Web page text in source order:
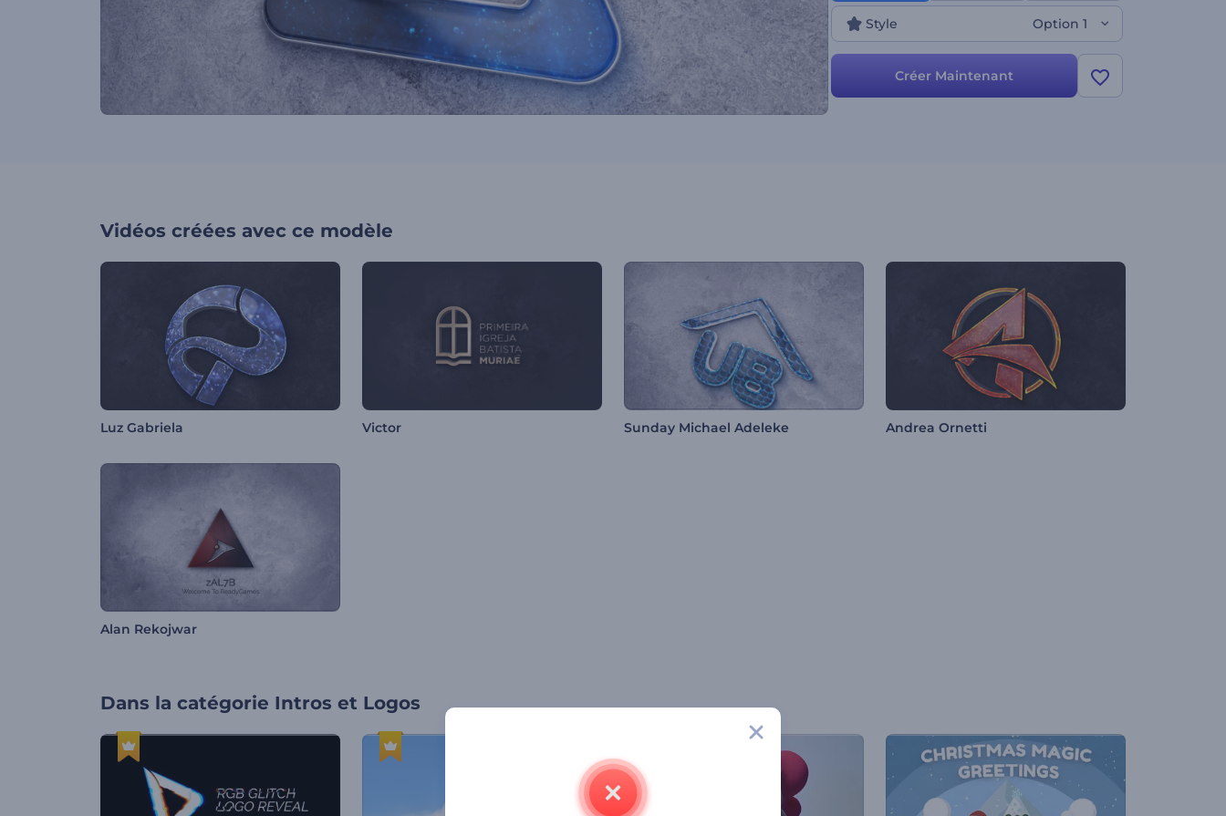
ouvertures de présentation, les intros d'entreprise,
et plus encore. Tentez votre chance maintenant !
Style Option 1
Créer Maintenant
Vidéos créées avec ce modèle
Luz Gabriela Victor Sunday Michael Adeleke Andrea Ornetti
Alan Rekojwar
Dans la catégorie Intros et Logos